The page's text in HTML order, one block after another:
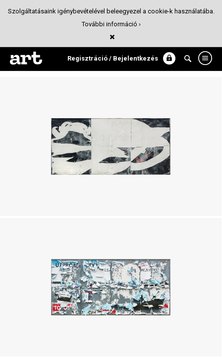
Regisztráció / Bejelentkezés
időszakos
Fotó
Szolgáltatásaink igénybevételével beleegyezel a cookie-k használatába.
További információ ›